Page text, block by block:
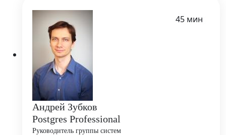
Андрей Зубков
Postgres Professional
Руководитель группы систем
45 мин